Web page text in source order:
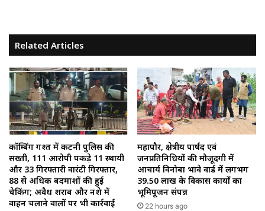
Related Articles
कॉम्बिंग गश्त में कटनी पुलिस की
सख्ती, 111 आरोपी पकड़े 11 स्थायी
और 33 गिरफ्तारी वारंटी गिरफ्तार,
88 से अधिक बदमाशों की हुई
चेकिंग; अवैध शराब और नशे में
वाहन चलाने वालों पर भी कार्रवाई
महापौर, क्षेत्रीय पार्षद एवं
जनप्रतिनिधियों की मौजूदगी में
आचार्य विनोबा भावे वार्ड में लगभग
39.50 लाख के विकास कार्यों का
भूमिपूजन संपन्न
22 hours ago